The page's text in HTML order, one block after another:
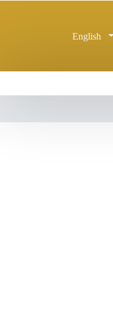
English